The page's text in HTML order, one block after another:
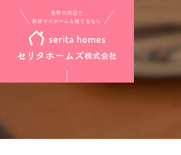
長野市周辺で
新築マイホームを建てるなら